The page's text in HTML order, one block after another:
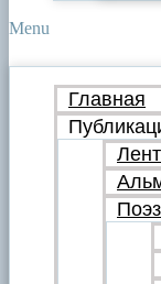
Menu
Главная